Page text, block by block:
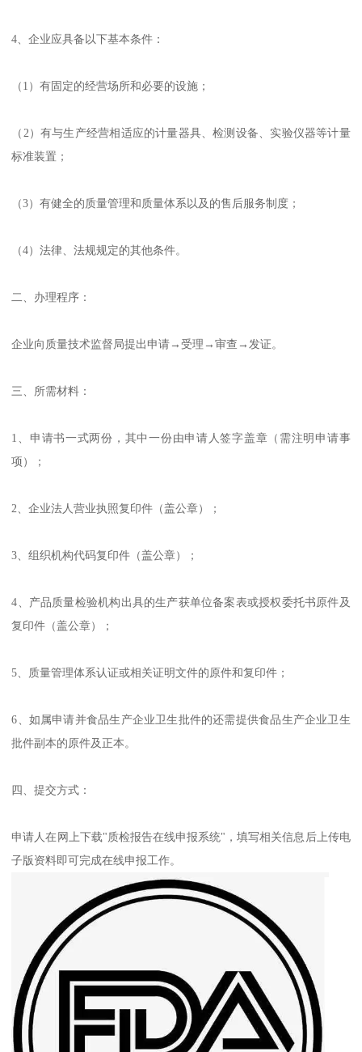
4、企业应具备以下基本条件：
（1）有固定的经营场所和必要的设施；
（2）有与生产经营相适应的计量器具、检测设备、实验仪器等计量
标准装置；
（3）有健全的质量管理和质量体系以及的售后服务制度；
（4）法律、法规规定的其他条件。
二、办理程序：
企业向质量技术监督局提出申请→受理→审查→发证。
三、所需材料：
1、申请书一式两份，其中一份由申请人签字盖章（需注明申请事
项）；
2、企业法人营业执照复印件（盖公章）；
3、组织机构代码复印件（盖公章）；
4、产品质量检验机构出具的生产获单位备案表或授权委托书原件及
复印件（盖公章）；
5、质量管理体系认证或相关证明文件的原件和复印件；
6、如属申请并食品生产企业卫生批件的还需提供食品生产企业卫生
批件副本的原件及正本。
四、提交方式：
申请人在网上下载"质检报告在线申报系统"，填写相关信息后上传电
子版资料即可完成在线申报工作。